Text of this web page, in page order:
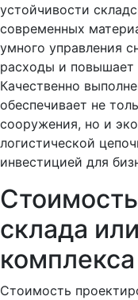
устойчивости
современных
умного управления
расходы и повышает
Качественно
обеспечивает не
сооружения, но и
логистической
инвестицией для
склада
комплекса
Стоимость